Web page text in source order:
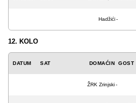
Hadžići-
12. KOLO
DATUM SAT DOMAĆIN GOST
ŽRK Zrinjski-